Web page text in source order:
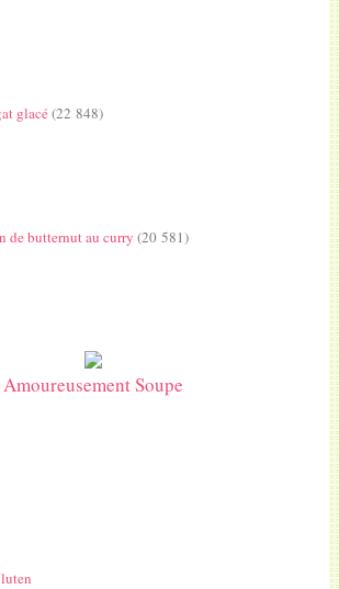
glacé(22 848)
de butternut au curry (20 581)
Amoureusement Soupe